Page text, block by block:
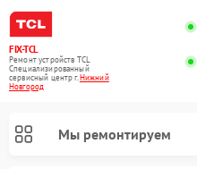
FIX-TCL
Ремонт устройств TCL
Специализированный
cервисный центр г.Нижний
Новгород
Мы ремонтируем